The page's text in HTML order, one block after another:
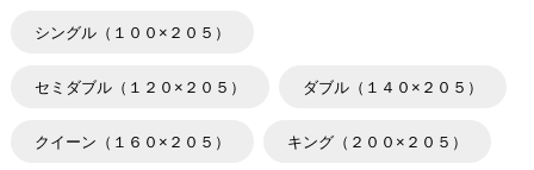
シングル（１００×２０５）
セミダブル（１２０×２０５） ダブル（１４０×２０５）
クイーン（１６０×２０５） キング（２００×２０５）